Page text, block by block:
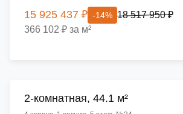
15 925 437 ₽ -14% 18 517 950 ₽
366 102 ₽ за м²
2-комнатная, 44.1 м²